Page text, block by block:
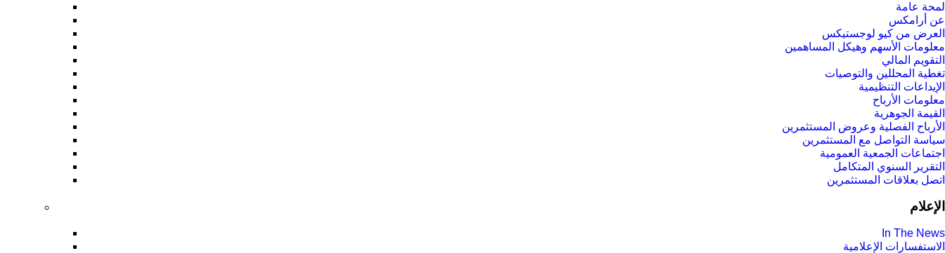
لمحة عامة
عن أرامكس
العرض من كيو لوجستيكس
معلومات الأسهم وهيكل المساهمين
التقويم المالي
تغطية المحللين والتوصيات
الإيداعات التنظيمية
معلومات الأرباح
القيمة الجوهرية
الأرباح الفصلية وعروض المستثمرين
سياسة التواصل مع المستثمرين
اجتماعات الجمعية العمومیة
التقرير السنوي المتكامل
اتصل بعلاقات المستثمرين
الإعلام
In The News
الاستفسارات الإعلامية